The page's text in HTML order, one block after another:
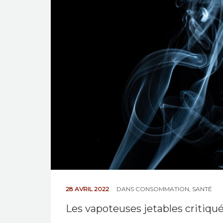
28 AVRIL 2022 DANS CONSOMMATION SANTÉ
Les vapoteuses jetables